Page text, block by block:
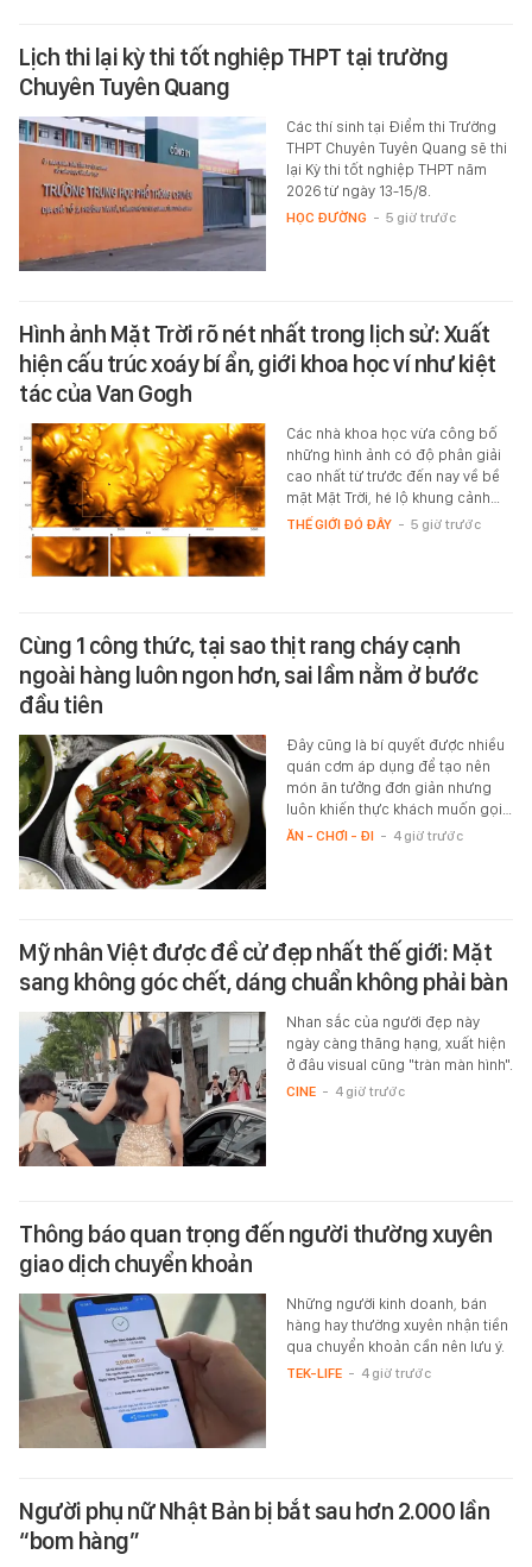
Lịch thi lại kỳ thi tốt nghiệp THPT tại trường
Chuyên Tuyên Quang
Các thí sinh tại Điểm thi Trường
THPT Chuyên Tuyên Quang sẽ thi
lại Kỳ thi tốt nghiệp THPT năm
2026 từ ngày 13-15/8.
HỌC ĐƯỜNG - 5 giờ trước
Hình ảnh Mặt Trời rõ nét nhất trong lịch sử: Xuất
hiện cấu trúc xoáy bí ẩn, giới khoa học ví như kiệt
tác của Van Gogh
Các nhà khoa học vừa công bố
những hình ảnh có độ phân giải
cao nhất từ trước đến nay về bề
mặt Mặt Trời, hé lộ khung cảnh…
THẾ GIỚI ĐÓ ĐÂY - 5 giờ trước
Cùng 1 công thức, tại sao thịt rang cháy cạnh
ngoài hàng luôn ngon hơn, sai lầm nằm ở bước
đầu tiên
Đây cũng là bí quyết được nhiều
quán cơm áp dụng để tạo nên
món ăn tưởng đơn giản nhưng
luôn khiến thực khách muốn gọi…
ĂN - CHƠI - ĐI - 4 giờ trước
Mỹ nhân Việt được đề cử đẹp nhất thế giới: Mặt
sang không góc chết, dáng chuẩn không phải bàn
Nhan sắc của người đẹp này
ngày càng thăng hạng, xuất hiện
ở đâu visual cũng "tràn màn hình".
CINE - 4 giờ trước
Thông báo quan trọng đến người thường xuyên
giao dịch chuyển khoản
Những người kinh doanh, bán
hàng hay thường xuyên nhận tiền
qua chuyển khoản cần nên lưu ý.
TEK-LIFE - 4 giờ trước
Người phụ nữ Nhật Bản bị bắt sau hơn 2.000 lần
“bom hàng”